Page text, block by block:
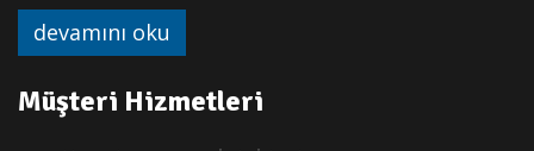
devamını oku
Müşteri Hizmetleri